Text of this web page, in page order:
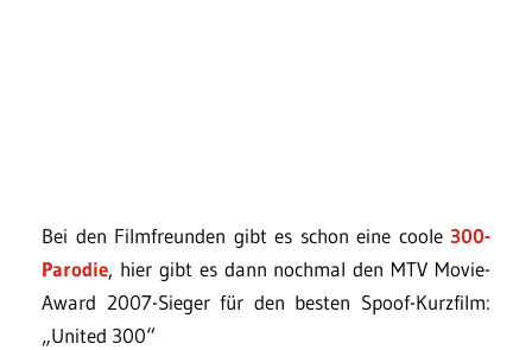
Bei den Filmfreunden gibt es schon eine coole 300-
Parodie, hier gibt es dann nochmal den MTV Movie-
Award 2007-Sieger für den besten Spoof-Kurzfilm:
„United 300“